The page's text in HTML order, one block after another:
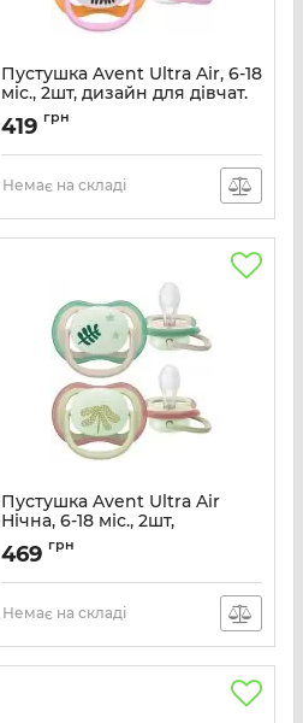
Пустушка Avent Ultra Air, 6-18
міс., 2шт, дизайн для дівчат.
Артикул: SCF080/27
419 грн
Немає на складі
Пустушка Avent Ultra Air
Нічна, 6-18 міс., 2шт,
нейтральний дизайн.
Артикул:
469 грн
Немає на складі